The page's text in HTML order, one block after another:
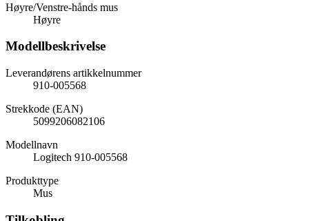
Høyre/Venstre-hånds mus
Høyre
Modellbeskrivelse
Leverandørens artikkelnummer
910-005568
Strekkode (EAN)
5099206082106
Modellnavn
Logitech 910-005568
Produkttype
Mus